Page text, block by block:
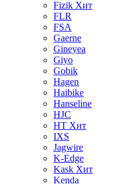
Fizik Хит
FLR
FSA
Gaerne
Gineyea
Giyo
Gobik
Hagen
Haibike
Hanseline
HJC
HT Хит
IXS
Jagwire
K-Edge
Kask Хит
Kenda